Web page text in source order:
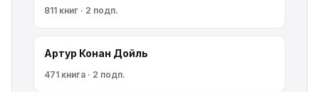
811 книг · 2 подп.
Артур Конан Дойль
471 книга · 2 подп.